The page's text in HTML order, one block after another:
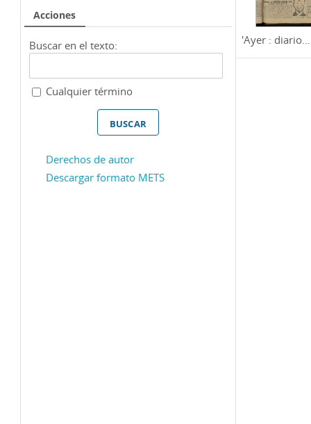
Acciones
Buscar en el texto:
Cualquier término
Derechos de autor
Descargar formato METS
'Ayer : diario...